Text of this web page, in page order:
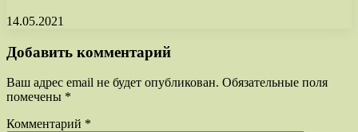
14.05.2021
Добавить комментарий
Ваш адрес email не будет опубликован. Обязательные поля
помечены *
Комментарий *